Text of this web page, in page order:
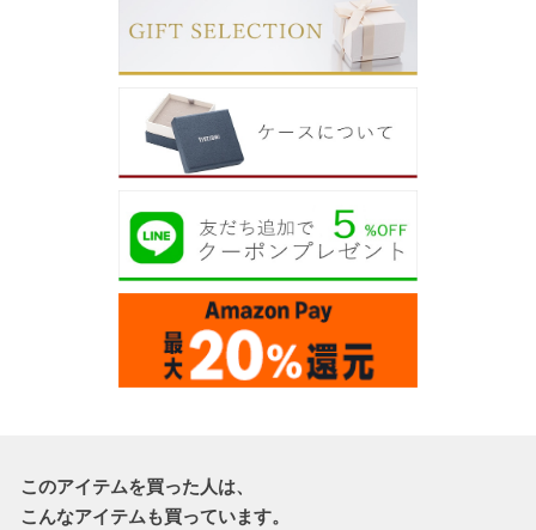
このアイテムを買った人は、
こんなアイテムも買っています。